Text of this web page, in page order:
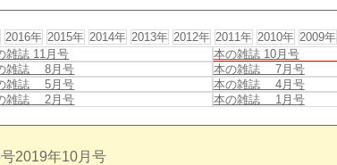
2016年 2015年 2014年 2013年 2012年 2011年 2010年 2009年
雑誌 11月号
本の雑誌 10月号
雑誌 8月号
本の雑誌 7月号
雑誌 5月号
本の雑誌 4月号
雑誌 2月号 本の雑誌 1月号
2019年10月号